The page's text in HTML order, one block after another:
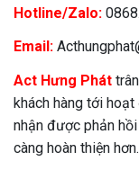
Hotline/Zalo:
Email:
Act Hưng Phát
khách hàng tới
nhận được phản
càng hoàn thiện